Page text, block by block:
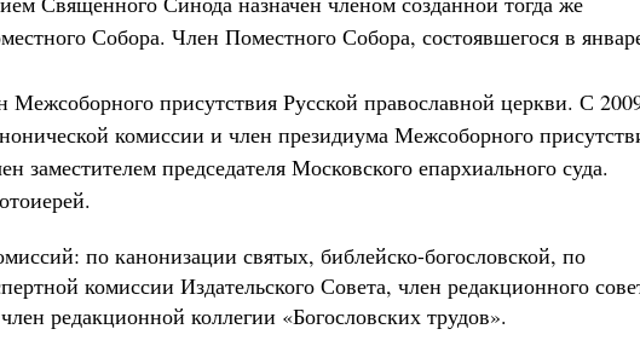
Собора. Член Поместного Собора, состоявшегося в
присутствия Русской православной церкви. С
комиссии и член президиума Межсоборного
заместителем председателя Московского епархиального суда.
по канонизации святых, библейско-богословской, по
комиссии Издательского Совета, член редакционного
редакционной коллегии «Богословских трудов».